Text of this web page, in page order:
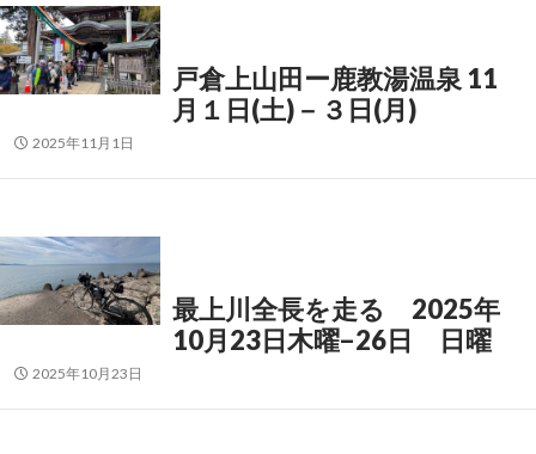
戸倉上山田ー鹿教湯温泉 11
月１日(土)－３日(月)
2025年11月1日
最上川全長を走る 2025年
10月23日木曜−26日 日曜
2025年10月23日